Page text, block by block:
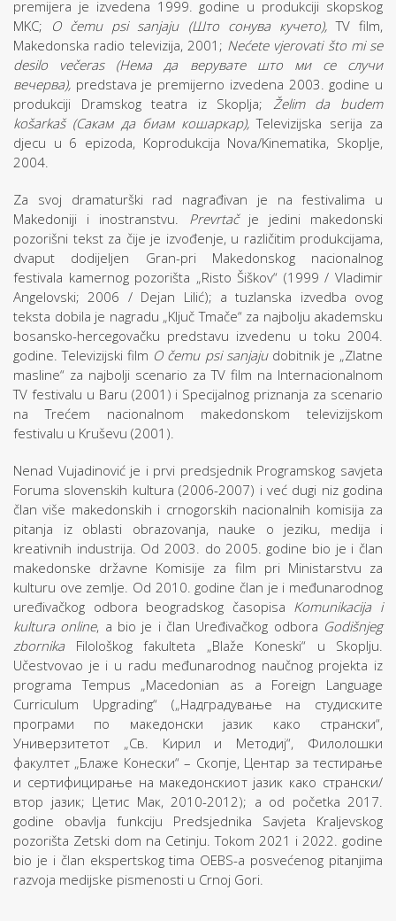
premijera je izvedena 1999. godine u produkciji skopskog
MKC; O čemu psi sanjaju (Што сонува кучето),TV film,
Makedonska radio televizija, 2001; Nećete vjerovati što mi se
desilo večeras (Нема да верувате што ми се случи
вечерва), predstava je premijerno izvedena 2003. godine u
produkciji Dramskog teatra iz Skoplja; Želim da budem
košarkaš (Сакам да биам кошаркар),Televiziјska serija za
djecu u 6 epizoda, Koprodukcija Nova/Kinematika, Skoplje,
2004.
Za svoj dramaturški rad nagrađivan je na festivalima u
Makedoniji i inostranstvu. Prevrtačje jedini makedonski
pozorišni tekst za čije je izvođenje, u različitim produkcijama,
dvaput dodijeljen Gran-pri Makedonskog nacionalnog
festivala kamernog pozorišta „Risto Šiškov“ (1999 / Vladimir
Angelovski; 2006 / Dejan Lilić); a tuzlanska izvedba ovog
teksta dobila je nagradu „Ključ Tmače“ za najbolju akademsku
bosansko-hercegovačku predstavu izvedenu u toku 2004.
godine. Televizijski film O čemu psi sanjajudobitnik je „Zlatne
masline“ za najbolji scenario za TV film na Internacionalnom
TV festivalu u Baru (2001) i Specijalnog priznanja za scenario
na Trećem nacionalnom makedonskom televizijskom
festivalu u Kruševu (2001).
Nenad Vujadinović je i prvi predsjednik Programskog savjeta
Foruma slovenskih kultura (2006-2007) i već dugi niz godina
član više makedonskih i crnogorskih nacionalnih komisija za
pitanja iz oblasti obrazovanja, nauke o jeziku, medija i
kreativnih industrija. Od 2003. do 2005. godine bio je i član
makedonske državne Komisije za film pri Ministarstvu za
kulturu ove zemlje. Od 2010. godine član je i međunarodnog
uređivačkog odbora beogradskog časopisa Komunikacija i
kultura online, a bio je i član Uređivačkog odbora Godišnjeg
zbornikaFilološkog fakulteta „Blaže Koneski“ u Skoplju.
Učestvovao je i u radu međunarodnog naučnog projekta iz
programa Tempus „Macedonian as a Foreign Language
Curriculum Upgrading“ („Надградување на студиските
програми по македонски јазик како странски“,
Универзитетот „Св. Кирил и Методиј“, Филолошки
факултет „Блаже Конески“ – Скопје, Центар за тестирање
и сертифицирање на македонскиот јазик како странски/
втор јазик; Цетис Мак, 2010-2012); a od početka 2017.
godine obavlja funkciju Predsjednika Savjeta Kraljevskog
pozorišta Zetski dom na Cetinju. Tokom 2021 i 2022. godine
bio je i član ekspertskog tima OEBS-a posvećenog pitanjima
razvoja medijske pismenosti u Crnoj Gori.